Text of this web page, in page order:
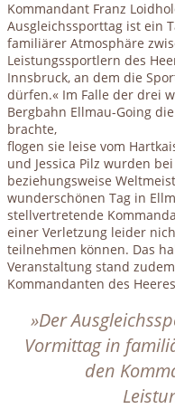
Kommandant Franz
Ausgleichssporttag ist ein
familiärer Atmosphäre
Leistungssportlern des
Innsbruck, an dem die
dürfen.« Im Falle der drei
Bergbahn Ellmau-Going
brachte,
flogen sie leise vom
und Jessica Pilz wurden
beziehungsweise
wunderschönen Tag in
stellvertretende
einer Verletzung leider
teilnehmen können. Das
Veranstaltung stand
Kommandanten des
»Der
Vormittag in
den